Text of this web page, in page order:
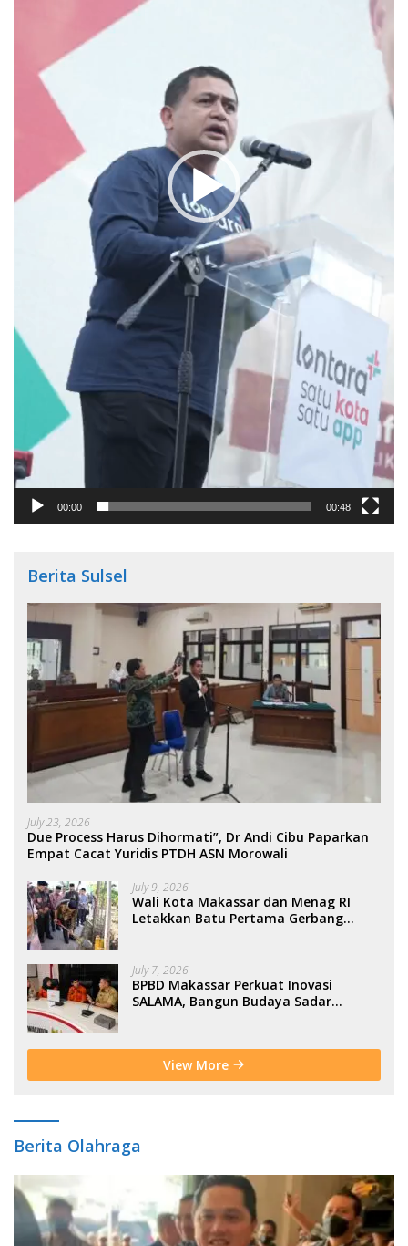
00:00 00:48
Berita Sulsel
July 23, 2026
Due Process Harus Dihormati”, Dr Andi Cibu Paparkan
Empat Cacat Yuridis PTDH ASN Morowali
July 9, 2026
Wali Kota Makassar dan Menag RI
Letakkan Batu Pertama Gerbang
July 7, 2026
BPBD Makassar Perkuat Inovasi
SALAMA, Bangun Budaya Sadar
View More
Berita Olahraga